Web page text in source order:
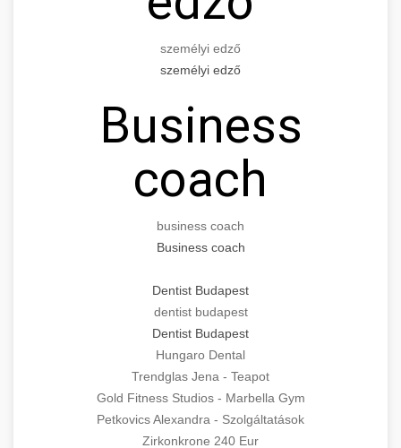
személyi edző
személyi edző
Business
coach
business coach
Business coach
Dentist Budapest
dentist budapest
Dentist Budapest
Hungaro Dental
Trendglas Jena - Teapot
Gold Fitness Studios - Marbella Gym
Petkovics Alexandra - Szolgáltatások
Zirkonkrone 240 Eur